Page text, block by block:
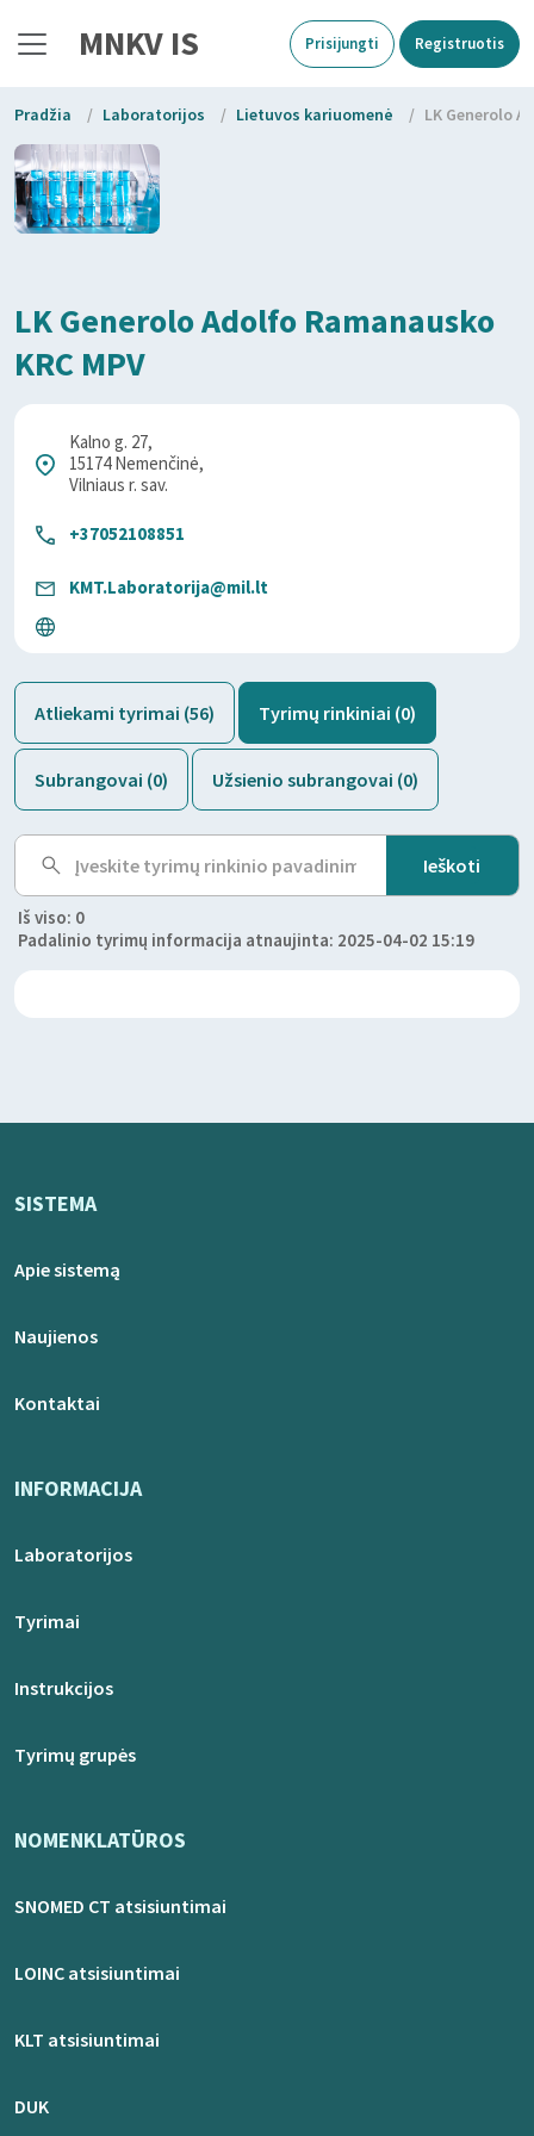
MNKV IS Prisijungti Registruotis
Pradžia / Laboratorijos / Lietuvos kariuomenė / LK Generolo
LK Generolo Adolfo Ramanausko
KRC MPV
Kalno g. 27,
15174 Nemenčinė,
Vilniaus r. sav.
+37052108851
KMT.Laboratorija@mil.lt
Atliekami tyrimai (56) Tyrimų rinkiniai (0)
Subrangovai (0) Užsienio subrangovai (0)
Iš viso: 0
Padalinio tyrimų informacija atnaujinta: 2025-04-02 15:19
SISTEMA
Apie sistemą
Naujienos
Kontaktai
INFORMACIJA
Laboratorijos
Tyrimai
Instrukcijos
Tyrimų grupės
NOMENKLATŪROS
SNOMED CT atsisiuntimai
LOINC atsisiuntimai
KLT atsisiuntimai
DUK